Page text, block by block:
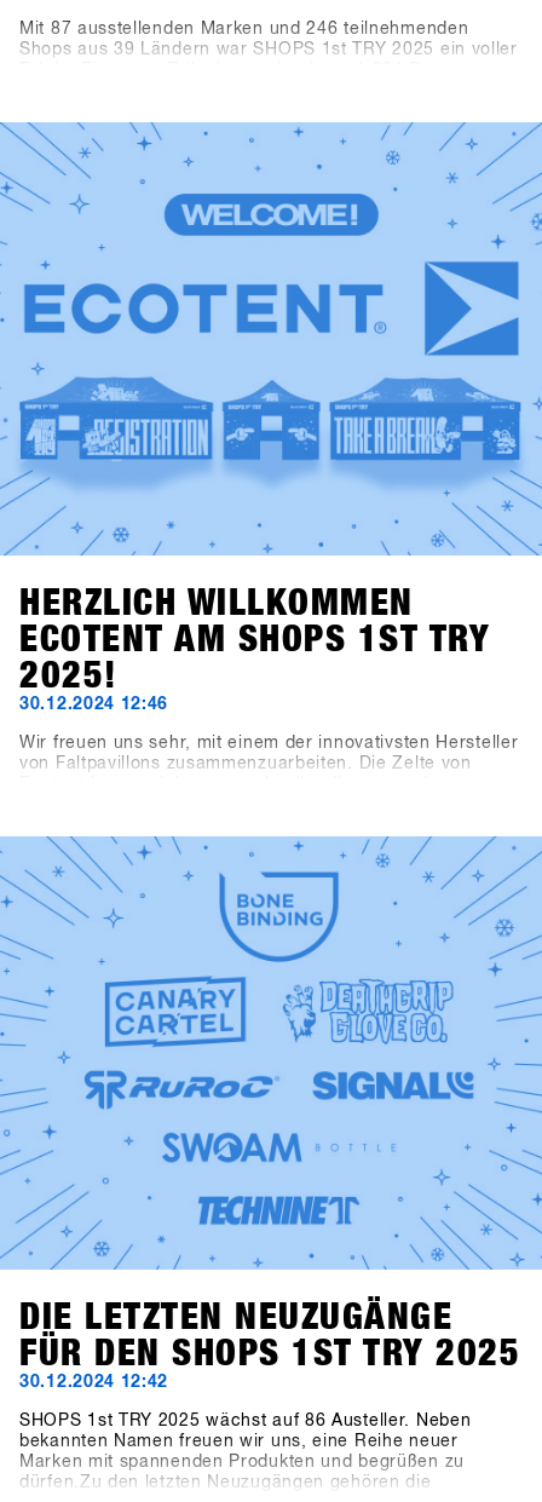
Mit 87 ausstellenden Marken und 246 teilnehmenden
Shops aus 39 Ländern war SHOPS 1st TRY 2025 ein voller
verzeichneten dank des digitalen Verleihsystems CANDY
zusammen mehr als 10.000 Verleihvorgänge. Kurzum:
Hochfügen als neuer Veranstaltungsort bot die perfekten
Bedingungen für das weltweit größte B2B-Event der
Snowboard-Branche.Erlebe die besten Momente von 2025
noch einmal in der SHOPS 1st TRY History Gallery und
freu dich auf 2026!Ein riesiges Dankeschön an alle Shops,
Marken, Medien und Partner, die dieses Event so
besonders gemacht haben!Save the date: Der SHOPS 1st
TRY findet 2026 wieder in Hochfügen statt, und zwar vom
18. bis 20. Januar 2026. Wir freuen uns auf dich!
HERZLICH WILLKOMMEN
ECOTENT AM SHOPS 1ST TRY
2025!
30.12.2024 12:46
Wir freuen uns sehr, mit einem der innovativsten Hersteller
von Faltpavillons zusammenzuarbeiten. Die Zelte von
der Eingangsbereich zur Indoorarea präsentieren sich im
neuen SHOPS 1st TRY Design.Schau dir unsere neuen
Zelte am SHOPS 1st TRY genauer an!Check out Ecotent
https://www.ecotent-faltpavillons.de
DIE LETZTEN NEUZUGÄNGE
FÜR DEN SHOPS 1ST TRY 2025
30.12.2024 12:42
SHOPS 1st TRY 2025 wächst auf 86 Austeller. Neben
bekannten Namen freuen wir uns, eine Reihe neuer
Marken mit spannenden Produkten und begrüßen zu
dürfen.Zu den letzten Neuzugängen gehören die